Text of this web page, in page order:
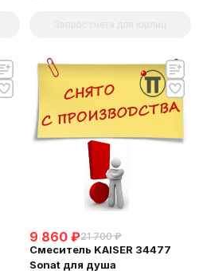
9 860 ₽21 700 ₽
Смеситель KAISER 34477
Sonat для душа